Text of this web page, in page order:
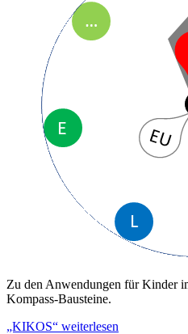
Zu den Anwendungen für Kinder
Kompass-Bausteine.
„KIKOS“ weiterlesen